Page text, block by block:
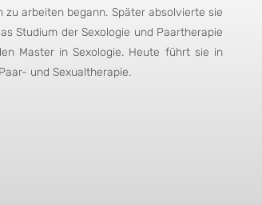
zu arbeiten begann. Später absolvierte sie
Studium der Sexologie und Paartherapie
Master in Sexologie. Heute führt sie in
und Sexualtherapie.